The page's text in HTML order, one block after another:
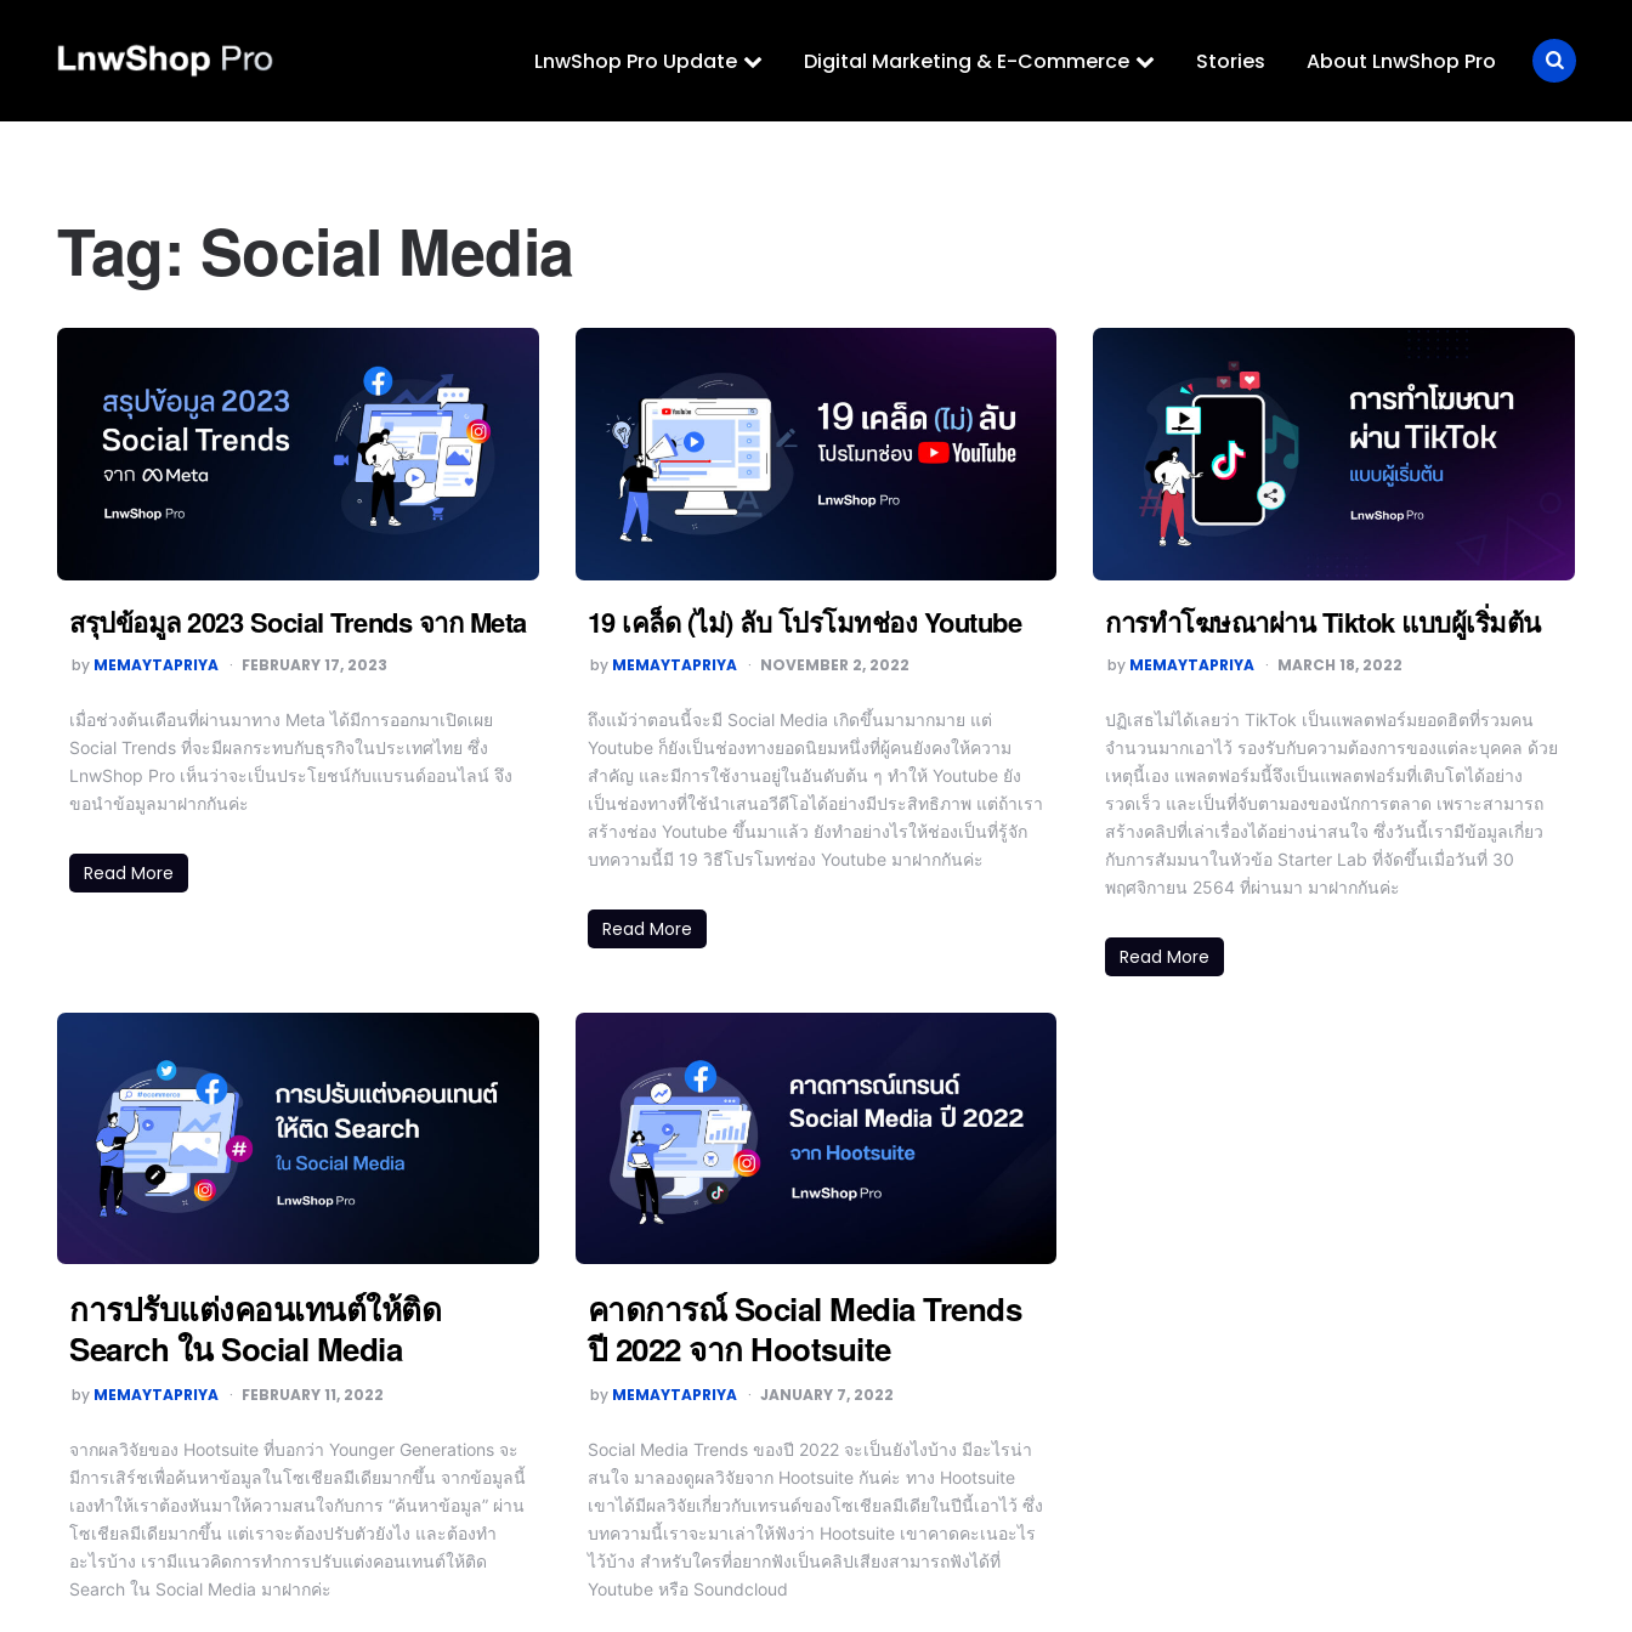
LnwShop Pro Update Digital Marketing & E-Commerce Stories About LnwShop Pro
Tag: Social Media
สรุปข้อมูล 2023 Social Trends จาก Meta
by MEMAYTAPRIYA FEBRUARY 17, 2023
เมื่อช่วงต้นเดือนที่ผ่านมาทาง Meta ได้มีการออกมาเปิดเผย
Social Trends ที่จะมีผลกระทบกับธุรกิจในประเทศไทย ซึ่ง
LnwShop Pro เห็นว่าจะเป็นประโยชน์กับแบรนด์ออนไลน์ จึง
ขอนำข้อมูลมาฝากกันค่ะ
Read More
19 เคล็ด (ไม่) ลับ โปรโมทช่อง Youtube
by MEMAYTAPRIYA NOVEMBER 2, 2022
ถึงแม้ว่าตอนนี้จะมี Social Media เกิดขึ้นมามากมาย แต่
Youtube ก็ยังเป็นช่องทางยอดนิยมหนึ่งที่ผู้คนยังคงให้ความ
สำคัญ และมีการใช้งานอยู่ในอันดับต้น ๆ ทำให้ Youtube ยัง
เป็นช่องทางที่ใช้นำเสนอวีดีโอได้อย่างมีประสิทธิภาพ แต่ถ้าเรา
สร้างช่อง Youtube ขึ้นมาแล้ว ยังทำอย่างไรให้ช่องเป็นที่รู้จัก
บทความนี้มี 19 วิธีโปรโมทช่อง Youtube มาฝากกันค่ะ
Read More
การทำโฆษณาผ่าน Tiktok แบบผู้เริ่มต้น
by MEMAYTAPRIYA MARCH 18, 2022
ปฏิเสธไม่ได้เลยว่า TikTok เป็นแพลตฟอร์มยอดฮิตที่รวมคน
จำนวนมากเอาไว้ รองรับกับความต้องการของแต่ละบุคคล ด้วย
เหตุนี้เอง แพลตฟอร์มนี้จึงเป็นแพลตฟอร์มที่เติบโตได้อย่าง
รวดเร็ว และเป็นที่จับตามองของนักการตลาด เพราะสามารถ
สร้างคลิปที่เล่าเรื่องได้อย่างน่าสนใจ ซึ่งวันนี้เรามีข้อมูลเกี่ยว
กับการสัมมนาในหัวข้อ Starter Lab ที่จัดขึ้นเมื่อวันที่ 30
พฤศจิกายน 2564 ที่ผ่านมา มาฝากกันค่ะ
Read More
การปรับแต่งคอนเทนต์ให้ติด
Search ใน Social Media
by MEMAYTAPRIYA FEBRUARY 11, 2022
จากผลวิจัยของ Hootsuite ที่บอกว่า Younger Generations จะ
มีการเสิร์ชเพื่อค้นหาข้อมูลในโซเชียลมีเดียมากขึ้น จากข้อมูลนี้
เองทำให้เราต้องหันมาให้ความสนใจกับการ “ค้นหาข้อมูล” ผ่าน
โซเชียลมีเดียมากขึ้น แต่เราจะต้องปรับตัวยังไง และต้องทำ
อะไรบ้าง เรามีแนวคิดการทำการปรับแต่งคอนเทนต์ให้ติด
Search ใน Social Media มาฝากค่ะ
คาดการณ์ Social Media Trends
ปี 2022 จาก Hootsuite
by MEMAYTAPRIYA JANUARY 7, 2022
Social Media Trends ของปี 2022 จะเป็นยังไงบ้าง มีอะไรน่า
สนใจ มาลองดูผลวิจัยจาก Hootsuite กันค่ะ ทาง Hootsuite
เขาได้มีผลวิจัยเกี่ยวกับเทรนด์ของโซเชียลมีเดียในปีนี้เอาไว้ ซึ่ง
บทความนี้เราจะมาเล่าให้ฟังว่า Hootsuite เขาคาดคะเนอะไร
ไว้บ้าง สำหรับใครที่อยากฟังเป็นคลิปเสียงสามารถฟังได้ที่
Youtube หรือ Soundcloud